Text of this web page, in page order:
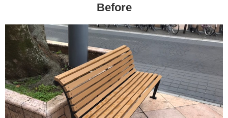
お問い合わせ
プライバシーポリシー
タナカのカード"tanaca"
お客様の声
Before